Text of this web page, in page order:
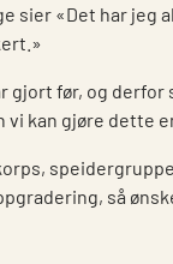
sier «Det har jeg
gjort før, og derfor
kan gjøre dette
så